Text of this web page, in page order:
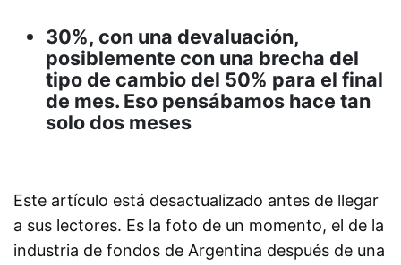
30%, con una devaluación,
posiblemente con una brecha del
tipo de cambio del 50% para el final
de mes. Eso pensábamos hace tan
solo dos meses
Este artículo está desactualizado antes de llegar
a sus lectores. Es la foto de un momento, el de la
industria de fondos de Argentina después de una